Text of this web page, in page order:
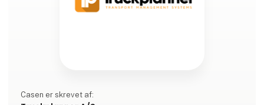
Casen er skrevet af: